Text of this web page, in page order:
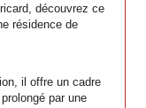
découvrez ce
résidence de
il offre un cadre
par une